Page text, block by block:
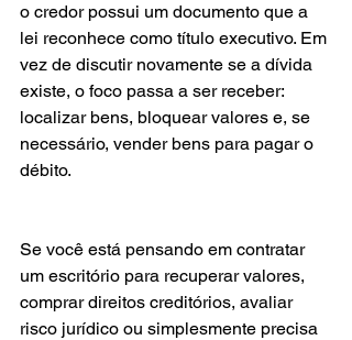
o credor possui um documento que a
lei reconhece como título executivo. Em
vez de discutir novamente se a dívida
existe, o foco passa a ser receber:
localizar bens, bloquear valores e, se
necessário, vender bens para pagar o
débito.
Se você está pensando em contratar
um escritório para recuperar valores,
comprar direitos creditórios, avaliar
risco jurídico ou simplesmente precisa